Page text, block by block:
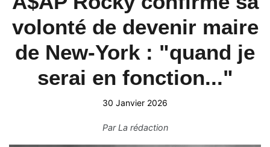
volonté de devenir maire
de New-York : "quand je
serai en fonction..."
30 Janvier 2026
ParLa rédaction